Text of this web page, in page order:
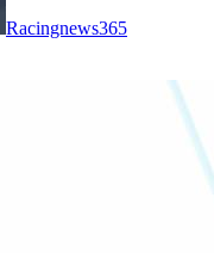
Racingnews365